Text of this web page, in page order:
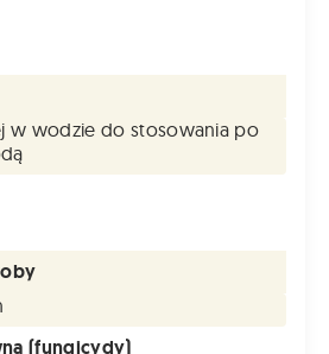
w wodzie do stosowania po
(fungicydy)